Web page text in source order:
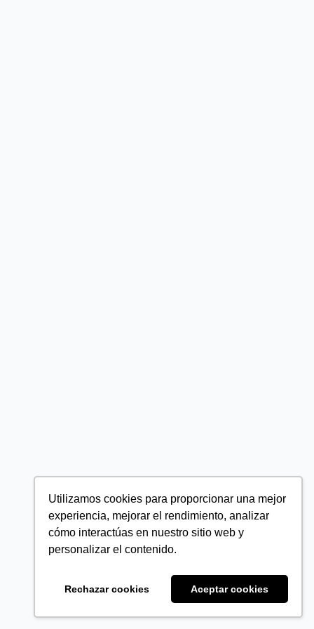
Utilizamos cookies para proporcionar una mejor
experiencia, mejorar el rendimiento, analizar
cómo interactúas en nuestro sitio web y
personalizar el contenido.
Rechazar cookies Aceptar cookies